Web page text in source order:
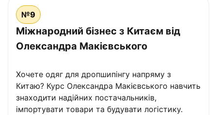
№9
Міжнародний бізнес з Китаєм від
Олександра Макієвського
Хочете одяг для дропшипінгу напряму з
Китаю? Курс Олександра Макієвського навчить
знаходити надійних постачальників,
імпортувати товари та будувати логістику.